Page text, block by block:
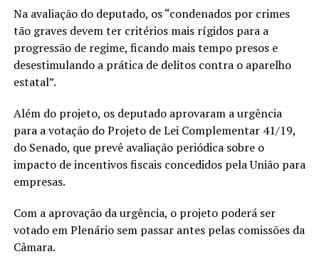
Na avaliação do deputado, os “condenados por crimes
tão graves devem ter critérios mais rígidos para a
progressão de regime, ficando mais tempo presos e
desestimulando a prática de delitos contra o aparelho
estatal”.
Além do projeto, os deputado aprovaram a urgência
para a votação do Projeto de Lei Complementar 41/19,
do Senado, que prevê avaliação periódica sobre o
impacto de incentivos fiscais concedidos pela União para
empresas.
Com a aprovação da urgência, o projeto poderá ser
votado em Plenário sem passar antes pelas comissões da
Câmara.